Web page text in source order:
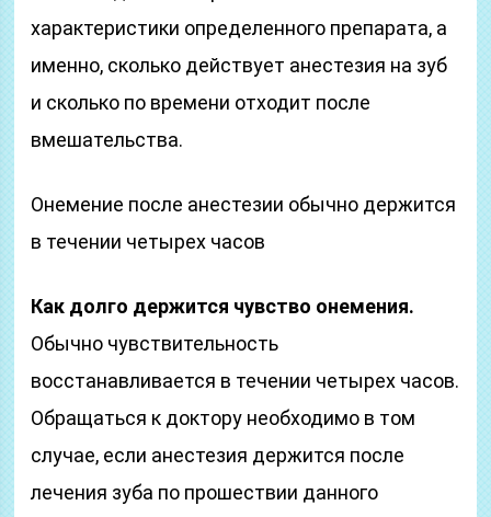
характеристики определенного препарата, а
именно, сколько действует анестезия на зуб
и сколько по времени отходит после
вмешательства.
Онемение после анестезии обычно держится
в течении четырех часов
Как долго держится чувство онемения.
Обычно чувствительность
восстанавливается в течении четырех часов.
Обращаться к доктору необходимо в том
случае, если анестезия держится после
лечения зуба по прошествии данного